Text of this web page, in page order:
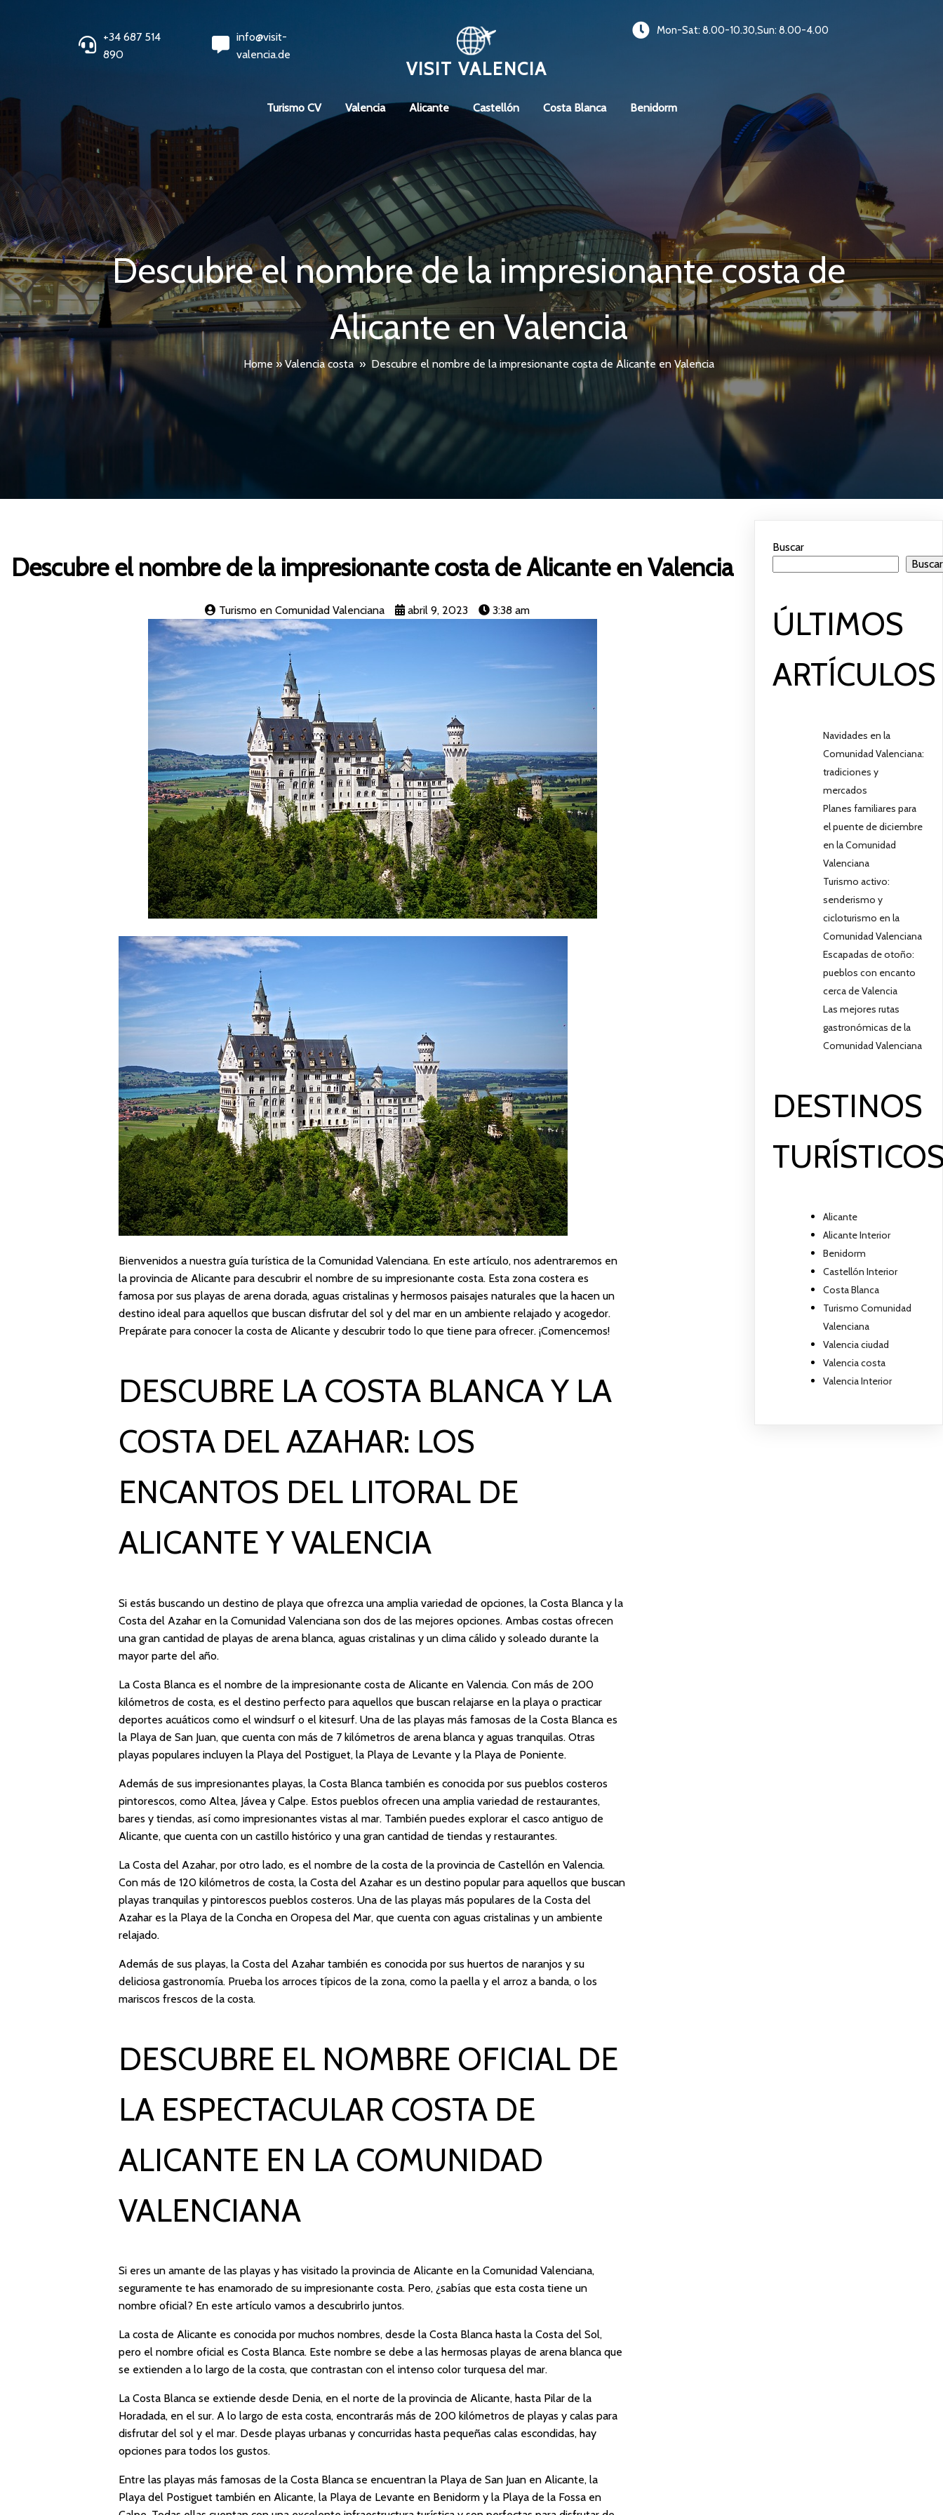
+34 687 514
890
info@visit-
valencia.de
VISIT VALENCIA
Mon-Sat: 8.00-10.30,Sun: 8.00-4.00
Turismo CV Valencia Alicante Castellón Costa Blanca Benidorm
Descubre el nombre de la impresionante costa de
Alicante en Valencia
Home »Valencia costa » Descubre el nombre de la impresionante costa de Alicante en Valencia
Descubre el nombre de la impresionante costa de Alicante en Valencia
Turismo en Comunidad Valenciana abril 9, 2023 3:38 am
Bienvenidos a nuestra guía turística de la Comunidad Valenciana. En este artículo, nos adentraremos en
la provincia de Alicante para descubrir el nombre de su impresionante costa. Esta zona costera es
famosa por sus playas de arena dorada, aguas cristalinas y hermosos paisajes naturales que la hacen un
destino ideal para aquellos que buscan disfrutar del sol y del mar en un ambiente relajado y acogedor.
Prepárate para conocer la costa de Alicante y descubrir todo lo que tiene para ofrecer. ¡Comencemos!
DESCUBRE LA COSTA BLANCA Y LA
COSTA DEL AZAHAR: LOS
ENCANTOS DEL LITORAL DE
ALICANTE Y VALENCIA
Si estás buscando un destino de playa que ofrezca una amplia variedad de opciones, la Costa Blanca y la
Costa del Azahar en la Comunidad Valenciana son dos de las mejores opciones. Ambas costas ofrecen
una gran cantidad de playas de arena blanca, aguas cristalinas y un clima cálido y soleado durante la
mayor parte del año.
La Costa Blanca es el nombre de la impresionante costa de Alicante en Valencia. Con más de 200
kilómetros de costa, es el destino perfecto para aquellos que buscan relajarse en la playa o practicar
deportes acuáticos como el windsurf o el kitesurf. Una de las playas más famosas de la Costa Blanca es
la Playa de San Juan, que cuenta con más de 7 kilómetros de arena blanca y aguas tranquilas. Otras
playas populares incluyen la Playa del Postiguet, la Playa de Levante y la Playa de Poniente.
Además de sus impresionantes playas, la Costa Blanca también es conocida por sus pueblos costeros
pintorescos, como Altea, Jávea y Calpe. Estos pueblos ofrecen una amplia variedad de restaurantes,
bares y tiendas, así como impresionantes vistas al mar. También puedes explorar el casco antiguo de
Alicante, que cuenta con un castillo histórico y una gran cantidad de tiendas y restaurantes.
La Costa del Azahar, por otro lado, es el nombre de la costa de la provincia de Castellón en Valencia.
Con más de 120 kilómetros de costa, la Costa del Azahar es un destino popular para aquellos que buscan
playas tranquilas y pintorescos pueblos costeros. Una de las playas más populares de la Costa del
Azahar es la Playa de la Concha en Oropesa del Mar, que cuenta con aguas cristalinas y un ambiente
relajado.
Además de sus playas, la Costa del Azahar también es conocida por sus huertos de naranjos y su
deliciosa gastronomía. Prueba los arroces típicos de la zona, como la paella y el arroz a banda, o los
mariscos frescos de la costa.
DESCUBRE EL NOMBRE OFICIAL DE
LA ESPECTACULAR COSTA DE
ALICANTE EN LA COMUNIDAD
VALENCIANA
Si eres un amante de las playas y has visitado la provincia de Alicante en la Comunidad Valenciana,
seguramente te has enamorado de su impresionante costa. Pero, ¿sabías que esta costa tiene un
nombre oficial? En este artículo vamos a descubrirlo juntos.
La costa de Alicante es conocida por muchos nombres, desde la Costa Blanca hasta la Costa del Sol,
pero el nombre oficial es Costa Blanca. Este nombre se debe a las hermosas playas de arena blanca que
se extienden a lo largo de la costa, que contrastan con el intenso color turquesa del mar.
La Costa Blanca se extiende desde Denia, en el norte de la provincia de Alicante, hasta Pilar de la
Horadada, en el sur. A lo largo de esta costa, encontrarás más de 200 kilómetros de playas y calas para
disfrutar del sol y el mar. Desde playas urbanas y concurridas hasta pequeñas calas escondidas, hay
opciones para todos los gustos.
Entre las playas más famosas de la Costa Blanca se encuentran la Playa de San Juan en Alicante, la
Playa del Postiguet también en Alicante, la Playa de Levante en Benidorm y la Playa de la Fossa en
Buscar
Buscar
ÚLTIMOS
ARTÍCULOS
Navidades en la
Comunidad Valenciana:
tradiciones y
mercados
Planes familiares para
el puente de diciembre
en la Comunidad
Valenciana
Turismo activo:
senderismo y
cicloturismo en la
Comunidad Valenciana
Escapadas de otoño:
pueblos con encanto
cerca de Valencia
Las mejores rutas
gastronómicas de la
Comunidad Valenciana
DESTINOS
Alicante
Alicante Interior
Benidorm
Castellón Interior
Costa Blanca
Turismo Comunidad
Valenciana
Valencia ciudad
Valencia costa
Valencia Interior